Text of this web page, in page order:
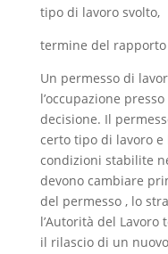
tipo di lavoro svolto,
termine del
Un permesso di
l’occupazione
decisione. Il
certo tipo di lavoro e
condizioni stabilite
devono cambiare
del permesso , lo
l’Autorità del
il rilascio di un